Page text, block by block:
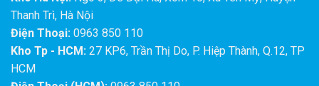
Điện Thoại (HCM):
0963 850 110
CHÍNH SÁCH
Chính sách vận chuyển